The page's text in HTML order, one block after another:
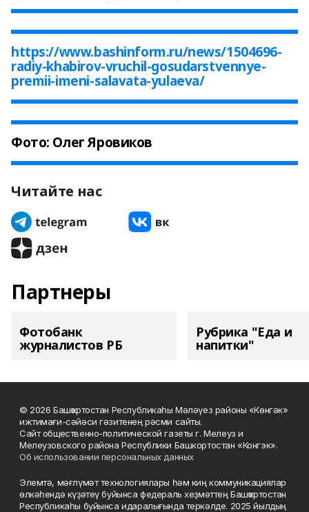
https://www.bashinform.ru/news/1504696-
radiy-khabirov-vruchil-gosudarstvennye-
premii-imeni-salavata-yulaeva/
Фото: Олег Яровиков
Читайте нас
Партнеры
Фотобанк
журналистов РБ
Рубрика "Еда и
напитки"
© 2026 Башҡортостан Республикаһы Мәләүез районы «Көнгәк»
ижтимағи-сәйәси гәзитенең рәсми сайты.
Сайт общественно-политической газеты г. Мелеуз и
Мелеузовского района Республики Башкортостан «Конгэк».
Об использовании персональных данных
Элемтә, мәғлүмәт технологиялары һәм киң коммуникациялар
өлкәһендә күҙәтеү буйынса федераль хеҙмәттең Башҡортостан
Республикаһы буйынса идаралығында теркәлде. 2025 йылдың